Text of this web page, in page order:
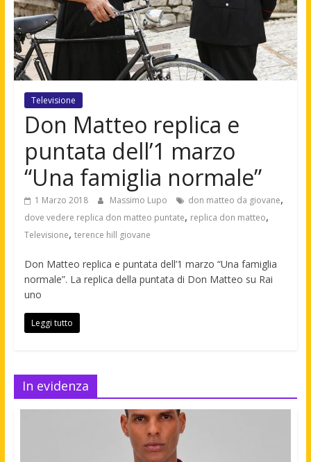
Televisione
Don Matteo replica e
puntata dell’1 marzo
“Una famiglia normale”
1 Marzo 2018 Massimo Lupo don matteo da giovane,
dove vedere replica don matteo puntate, replica don matteo,
Televisione, terence hill giovane
Don Matteo replica e puntata dell’1 marzo “Una famiglia
normale”. La replica della puntata di Don Matteo su Rai
uno
Leggi tutto
In evidenza